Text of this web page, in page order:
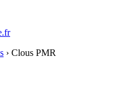
› Clous PMR